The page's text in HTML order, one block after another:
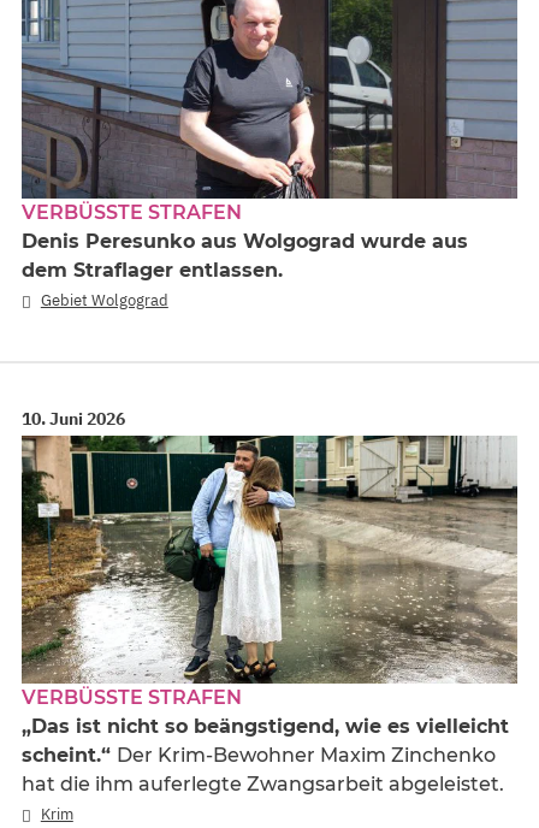
VERBÜSSTE STRAFEN
Denis Peresunko aus Wolgograd wurde aus
dem Straflager entlassen.
Gebiet Wolgograd
10. Juni 2026
VERBÜSSTE STRAFEN
„Das ist nicht so beängstigend, wie es vielleicht
scheint.“ Der Krim-Bewohner Maxim Zinchenko
hat die ihm auferlegte Zwangsarbeit abgeleistet.
Krim